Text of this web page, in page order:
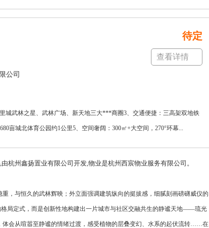
公司
待定
查看详情
城武林之星、武林广场、新天地三大***商圈3、交通便捷：三高架双地铁
亩城北体育公园约1公里5、空间奢阔：300㎡+大空间，270°环幕...
杭州鑫扬置业有限公司开发,物业是杭州西宸物业服务有限公司。
，与恒久的武林辉映；外立面强调建筑纵向的挺拔感，细腻刻画磅礴威仪的
局定式，而是创新性地构建出一片城市与社区交融共生的静谧天地——琉光
体会从喧嚣至静谧的情绪过渡，感受植物的层叠变幻、水系的起伏流转……在